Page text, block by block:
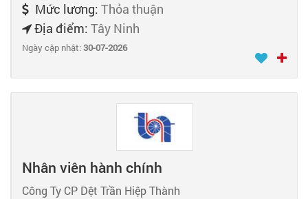
Mức lương: Thỏa thuận
Địa điểm: Tây Ninh
Ngày cập nhật:30-07-2026
Nhân viên hành chính
Công Ty CP Dệt Trần Hiệp Thành